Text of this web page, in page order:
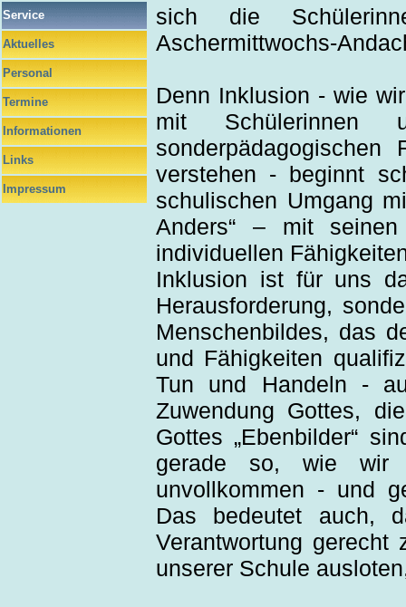
Service
Aktuelles
Personal
Termine
Informationen
Links
Impressum
sich die
Aschermittwochs-
Denn Inklusion - wie
mit Schülerinnen
verstehen - beginnt
schulischen Umgang
Anders“ – mit
individuellen
Inklusion ist für uns
Herausforderung,
Menschenbildes, das
und Fähigkeiten
Tun und Handeln -
Zuwendung Gottes,
Gottes „Ebenbilder“
gerade so, wie wir
unvollkommen - und
Das bedeutet auch,
Verantwortung gerecht
unserer Schule